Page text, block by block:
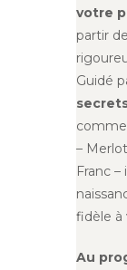
votre
partir
Guidé
–
Franc
fidèle à
Au